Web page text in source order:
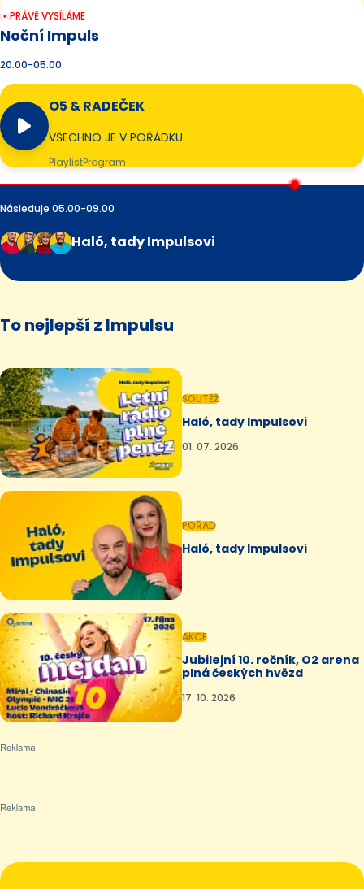
PRÁVĚ VYSÍLÁME
Noční Impuls
20.00-05.00
O5 & RADEČEK
VŠECHNO JE V POŘÁDKU
PlaylistProgram
Následuje 05.00-09.00
Haló, tady Impulsovi
To nejlepší z Impulsu
SOUTĚŽ
Haló, tady Impulsovi
01. 07. 2026
POŘAD
Haló, tady Impulsovi
AKCE
Jubilejní 10. ročník, O2 arena
plná českých hvězd
17. 10. 2026